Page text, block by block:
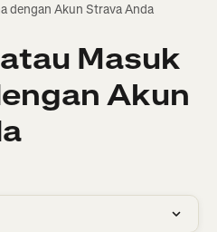
dengan Akun Strava Anda
Masuk
Akun